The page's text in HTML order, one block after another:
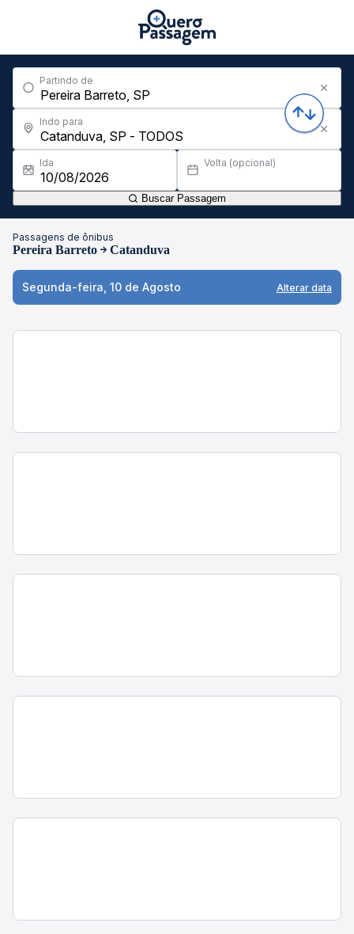
Partindo de
Indo para
Ida Volta (opcional)
Buscar Passagem
Passagens de ônibus
Pereira Barreto Catanduva
Segunda-feira, 10 de Agosto Alterar data